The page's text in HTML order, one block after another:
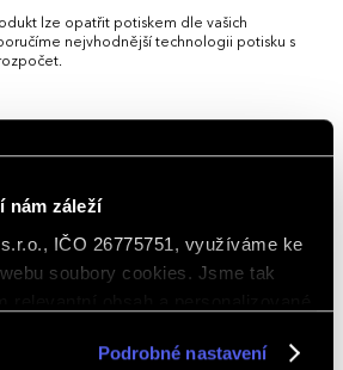
nám záleží
IČO 26775751, využíváme ke
soubory cookies. Jsme tak
webech. Kliknutím na tlačítko
Podrobné nastavení
lze opatřit potiskem dle vašich
nejvhodnější technologii potisku s
Black Opal
bavlna 80 %, polyester 20 %